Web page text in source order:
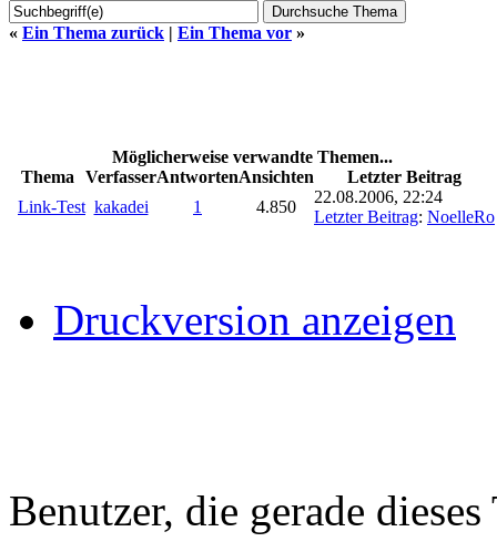
« Ein Thema zurück | Ein Thema vor »
Möglicherweise verwandte Themen...
Thema
VerfasserAntwortenAnsichten
Letzter Beitrag
Link-Test kakadei 1 4.850
22.08.2006, 22:24
Letzter Beitrag: NoelleRo
Druckversion anzeigen
Benutzer, die gerade